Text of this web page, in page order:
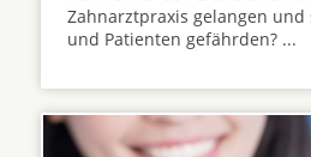
Zahnarztpraxis gelangen und
und Patienten gefährden? ...